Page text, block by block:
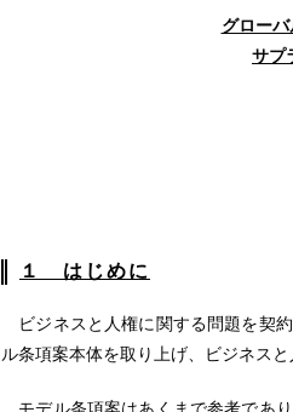
グロー
サプ
１ はじめに
ビジネスと人権に関する問題を契
ル条項案本体を取り上げ、ビジネス